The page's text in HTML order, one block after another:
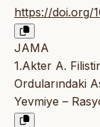
https://doi.org/
JAMA
1.Akter A.
Ordularındaki
Yevmiye –